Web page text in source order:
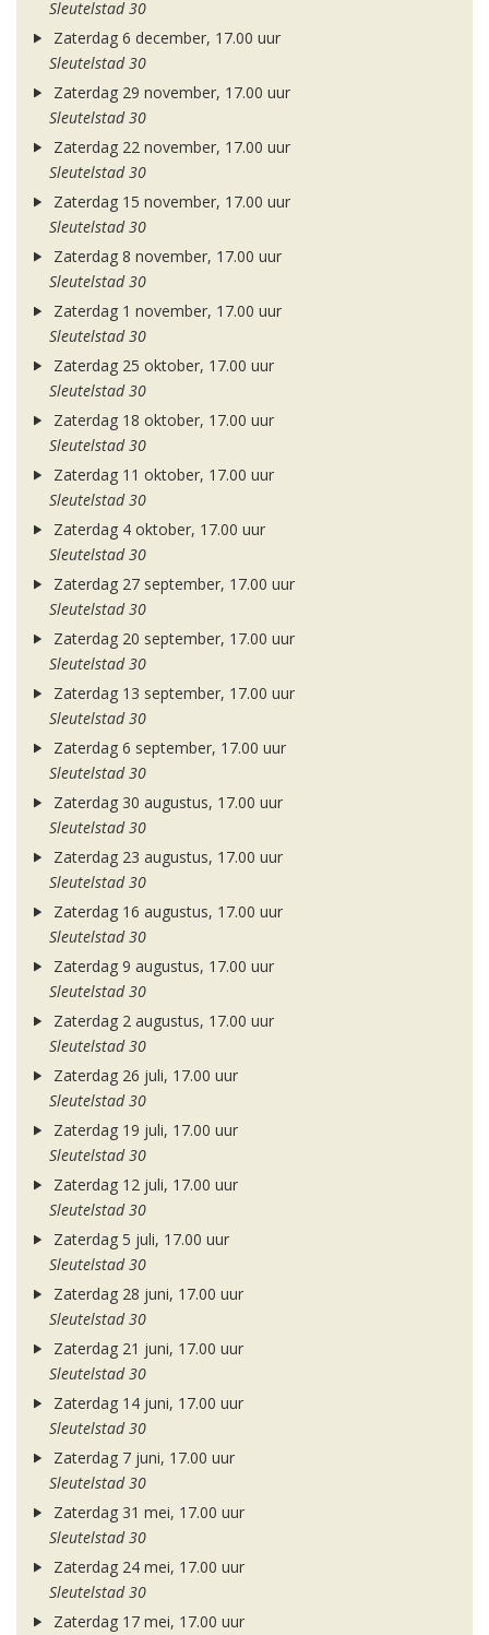
Sleutelstad 30
Zaterdag 6 december, 17.00 uur
Sleutelstad 30
Zaterdag 29 november, 17.00 uur
Sleutelstad 30
Zaterdag 22 november, 17.00 uur
Sleutelstad 30
Zaterdag 15 november, 17.00 uur
Sleutelstad 30
Zaterdag 8 november, 17.00 uur
Sleutelstad 30
Zaterdag 1 november, 17.00 uur
Sleutelstad 30
Zaterdag 25 oktober, 17.00 uur
Sleutelstad 30
Zaterdag 18 oktober, 17.00 uur
Sleutelstad 30
Zaterdag 11 oktober, 17.00 uur
Sleutelstad 30
Zaterdag 4 oktober, 17.00 uur
Sleutelstad 30
Zaterdag 27 september, 17.00 uur
Sleutelstad 30
Zaterdag 20 september, 17.00 uur
Sleutelstad 30
Zaterdag 13 september, 17.00 uur
Sleutelstad 30
Zaterdag 6 september, 17.00 uur
Sleutelstad 30
Zaterdag 30 augustus, 17.00 uur
Sleutelstad 30
Zaterdag 23 augustus, 17.00 uur
Sleutelstad 30
Zaterdag 16 augustus, 17.00 uur
Sleutelstad 30
Zaterdag 9 augustus, 17.00 uur
Sleutelstad 30
Zaterdag 2 augustus, 17.00 uur
Sleutelstad 30
Zaterdag 26 juli, 17.00 uur
Sleutelstad 30
Zaterdag 19 juli, 17.00 uur
Sleutelstad 30
Zaterdag 12 juli, 17.00 uur
Sleutelstad 30
Zaterdag 5 juli, 17.00 uur
Sleutelstad 30
Zaterdag 28 juni, 17.00 uur
Sleutelstad 30
Zaterdag 21 juni, 17.00 uur
Sleutelstad 30
Zaterdag 14 juni, 17.00 uur
Sleutelstad 30
Zaterdag 7 juni, 17.00 uur
Sleutelstad 30
Zaterdag 31 mei, 17.00 uur
Sleutelstad 30
Zaterdag 24 mei, 17.00 uur
Sleutelstad 30
Zaterdag 17 mei, 17.00 uur